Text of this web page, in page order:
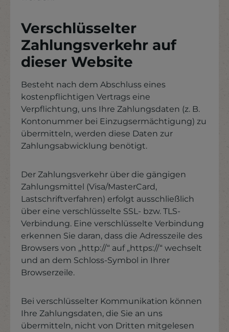
Verschlüsselter
Zahlungsverkehr auf
dieser Website
Besteht nach dem Abschluss eines
kostenpflichtigen Vertrags eine
Verpflichtung, uns Ihre Zahlungsdaten (z. B.
Kontonummer bei Einzugsermächtigung) zu
übermitteln, werden diese Daten zur
Zahlungsabwicklung benötigt.
Der Zahlungsverkehr über die gängigen
Zahlungsmittel (Visa/MasterCard,
Lastschriftverfahren) erfolgt ausschließlich
über eine verschlüsselte SSL- bzw. TLS-
Verbindung. Eine verschlüsselte Verbindung
erkennen Sie daran, dass die Adresszeile des
Browsers von „http://“ auf „https://“ wechselt
und an dem Schloss-Symbol in Ihrer
Browserzeile.
Bei verschlüsselter Kommunikation können
Ihre Zahlungsdaten, die Sie an uns
übermitteln, nicht von Dritten mitgelesen